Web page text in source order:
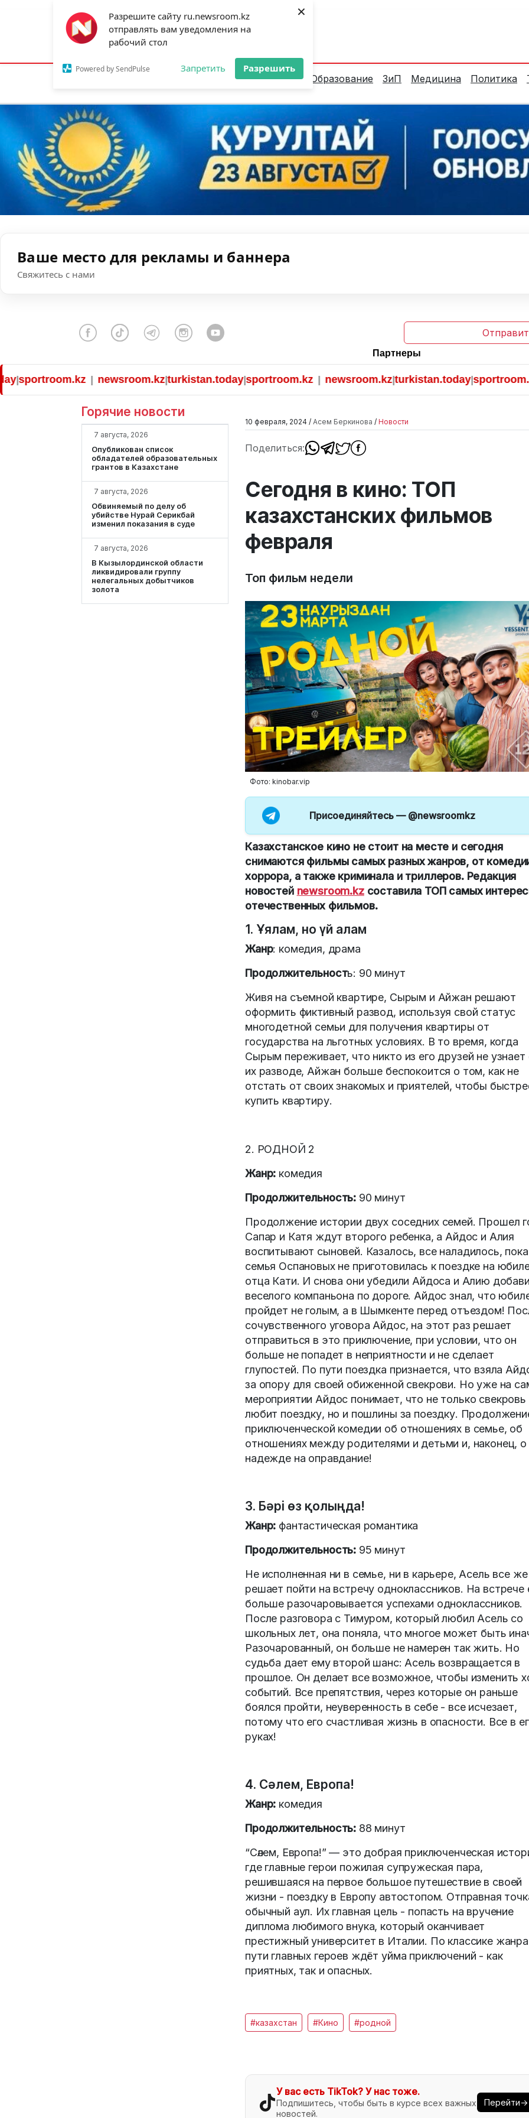
Разрешите сайту ru.newsroom.kz
отправлять вам уведомления на
рабочий стол
Powered by SendPulse Запретить Разрешить
×
Астана:13°C Алматы:22°C Шымкент:
Новости Аналитика Образование ЗиП Медицина Политика
Ваше место для рекламы и баннера
Свяжитесь с нами
Партнеры
|newsroom.kz|turkistan.today|sportroom.kz|newsroom.kz|turkistan.today|sportroom.kz
Горячие новости
7 августа, 2026
Опубликован список
обладателей образовательных
грантов в Казахстане
7 августа, 2026
Обвиняемый по делу об
убийстве Нурай Серикбай
изменил показания в суде
7 августа, 2026
В Кызылординской области
ликвидировали группу
нелегальных добытчиков
золота
10 февраля, 2024 / Асем Беркинова / Новости
Поделиться:
Сегодня в кино: ТОП
казахстанских фильмов
февраля
Топ фильм недели
Фото: kinobar.vip
Присоединяйтесь — @newsroomkz
Казахстанское кино не стоит на месте и сегодня
снимаются фильмы самых разных жанров, от
хоррора, а также криминала и триллеров. Редакция
новостей newsroom.kzсоставила ТОП самых
отечественных фильмов.
1. Ұялам, но үй алам
Жанр: комедия, драма
Продолжительность: 90 минут
Живя на съемной квартире, Сырым и Айжан решают
оформить фиктивный развод, используя свой статус
многодетной семьи для получения квартиры от
государства на льготных условиях. В то время, когда
Сырым переживает, что никто из его друзей не узнает
их разводе, Айжан больше беспокоится о том, как не
отстать от своих знакомых и приятелей, чтобы
купить квартиру.
2. РОДНОЙ 2
Жанр: комедия
Продолжительность: 90 минут
Продолжение истории двух соседних семей. Прошел
Сапар и Катя ждут второго ребенка, а Айдос и Алия
воспитывают сыновей. Казалось, все наладилось, пока
семья Оспановых не приготовилась к поездке на
отца Кати. И снова они убедили Айдоса и Алию
веселого компаньона по дороге. Айдос знал, что
пройдет не голым, а в Шымкенте перед отъездом!
сочувственного уговора Айдос, на этот раз решает
отправиться в это приключение, при условии, что он
больше не попадет в неприятности и не сделает
глупостей. По пути поездка признается, что взяла
за опору для своей обиженной свекрови. Но уже на
мероприятии Айдос понимает, что не только свекровь
любит поездку, но и пошлины за поездку.
приключенческой комедии об отношениях в семье, об
отношениях между родителями и детьми и, наконец, о
надежде на оправдание!
3. Бәрі өз қолыңда!
Жанр: фантастическая романтика
Продолжительность: 95 минут
Не исполненная ни в семье, ни в карьере, Асель все же
решает пойти на встречу одноклассников. На встрече
больше разочаровывается успехами одноклассников.
После разговора с Тимуром, который любил Асель со
школьных лет, она поняла, что многое может быть
Разочарованный, он больше не намерен так жить. Но
судьба дает ему второй шанс: Асель возвращается в
прошлое. Он делает все возможное, чтобы изменить
событий. Все препятствия, через которые он раньше
боялся пройти, неуверенность в себе - все исчезает,
потому что его счастливая жизнь в опасности. Все в
руках!
4. Сәлем, Европа!
Жанр: комедия
Продолжительность: 88 минут
“Сәлем, Европа!” — это добрая приключенческая
где главные герои пожилая супружеская пара,
решившаяся на первое большое путешествие в своей
жизни - поездку в Европу автостопом. Отправная
обычный аул. Их главная цель - попасть на вручение
диплома любимого внука, который оканчивает
престижный университет в Италии. По классике
пути главных героев ждёт уйма приключений - как
приятных, так и опасных.
#казахстан #Кино #родной
У вас есть TikTok? У нас тоже.
Подпишитесь, чтобы быть в курсе всех важных
новостей.
Перейти→